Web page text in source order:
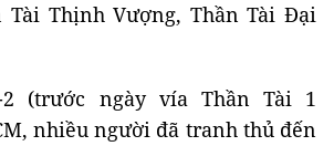
Tài Thịnh Vượng, Thần Tài Đại
2 (trước ngày vía Thần Tài 1
nhiều người đã tranh thủ đến